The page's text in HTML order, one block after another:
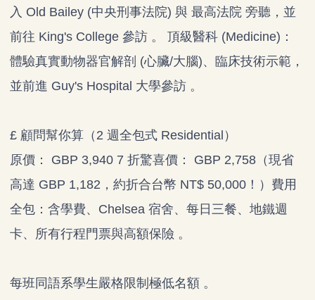
入 Old Bailey (中央刑事法院) 與 最高法院 旁聽，並
前往 King's College 參訪 。 頂級醫科 (Medicine)：
體驗真實動物器官解剖 (心臟/大腦)、臨床技術示範，
並前進 Guy's Hospital 大學參訪 。
£ 顧問幫你算（2 週全包式 Residential）
原價： GBP 3,940 7 折驚喜價： GBP 2,758（現省
高達 GBP 1,182，約折合台幣 NT$ 50,000！）費用
全包：含學費、Chelsea 宿舍、每日三餐、地鐵週
卡、所有行程門票與高額保險 。
每班同語系學生嚴格限制極低名額 。